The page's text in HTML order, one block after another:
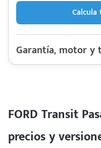
Garantía, motor y
Colores disponibles
FORD Transit
precios y